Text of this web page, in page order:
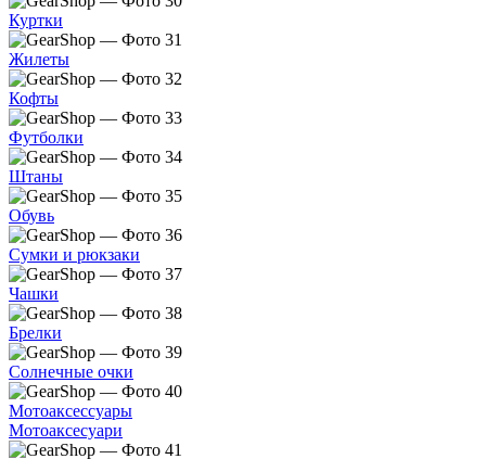
Куртки
Жилеты
Кофты
Футболки
Штаны
Обувь
Сумки и рюкзаки
Чашки
Брелки
Солнечные очки
Мотоаксессуары
Мотоаксесуари